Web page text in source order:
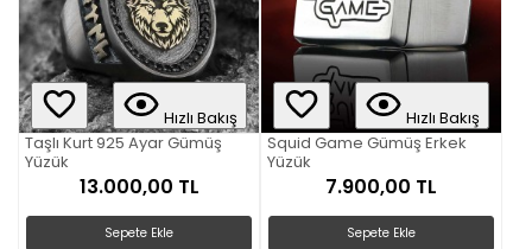
Hızlı Bakış
Taşlı Kurt 925 Ayar Gümüş
Yüzük
13.000,00 TL
Sepete Ekle
Hızlı Bakış
Squid Game Gümüş Erkek
Yüzük
7.900,00 TL
Sepete Ekle